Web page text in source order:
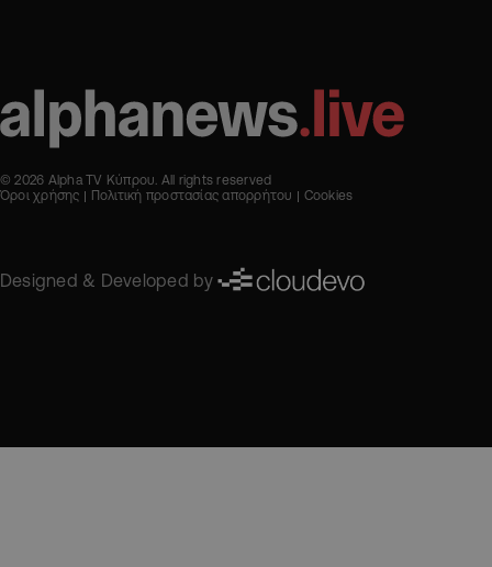
© 2026 Alpha TV Κύπρου. All rights reserved
Όροι χρήσης
Πολιτική προστασίας απορρήτου Cookies
Designed & Developed by